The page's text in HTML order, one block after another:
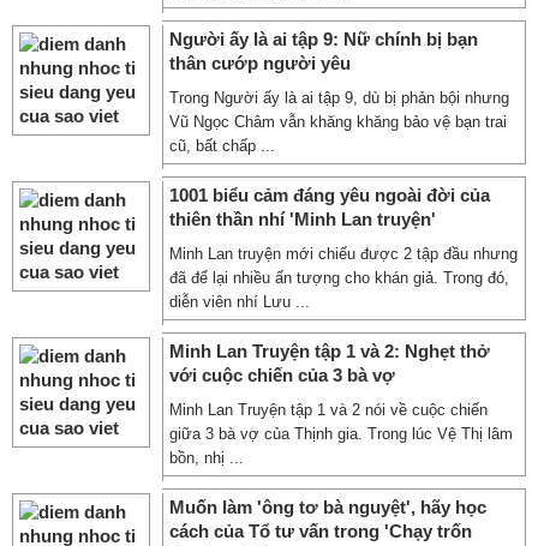
Người ấy là ai tập 9: Nữ chính bị bạn
thân cướp người yêu
Trong Người ấy là ai tập 9, dù bị phản bội nhưng
Vũ Ngọc Châm vẫn khăng khăng bảo vệ bạn trai
cũ, bất chấp ...
1001 biểu cảm đáng yêu ngoài đời của
thiên thần nhí 'Minh Lan truyện'
Minh Lan truyện mới chiếu được 2 tập đầu nhưng
đã để lại nhiều ấn tượng cho khán giả. Trong đó,
diễn viên nhí Lưu ...
Minh Lan Truyện tập 1 và 2: Nghẹt thở
với cuộc chiến của 3 bà vợ
Minh Lan Truyện tập 1 và 2 nói về cuộc chiến
giữa 3 bà vợ của Thịnh gia. Trong lúc Vệ Thị lâm
bồn, nhị ...
Muốn làm 'ông tơ bà nguyệt', hãy học
cách của Tổ tư vấn trong 'Chạy trốn